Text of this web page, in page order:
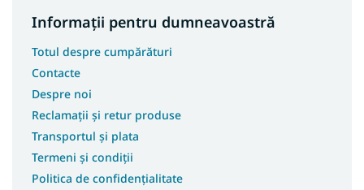
Informații pentru dumneavoastră
Totul despre cumpărături
Contacte
Despre noi
Reclamații și retur produse
Transportul și plata
Termeni și condiții
Politica de confidențialitate